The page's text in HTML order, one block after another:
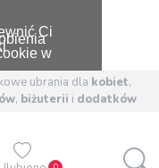
Ci
w
ubrania dla kobiet,
, biżuterii i dodatków